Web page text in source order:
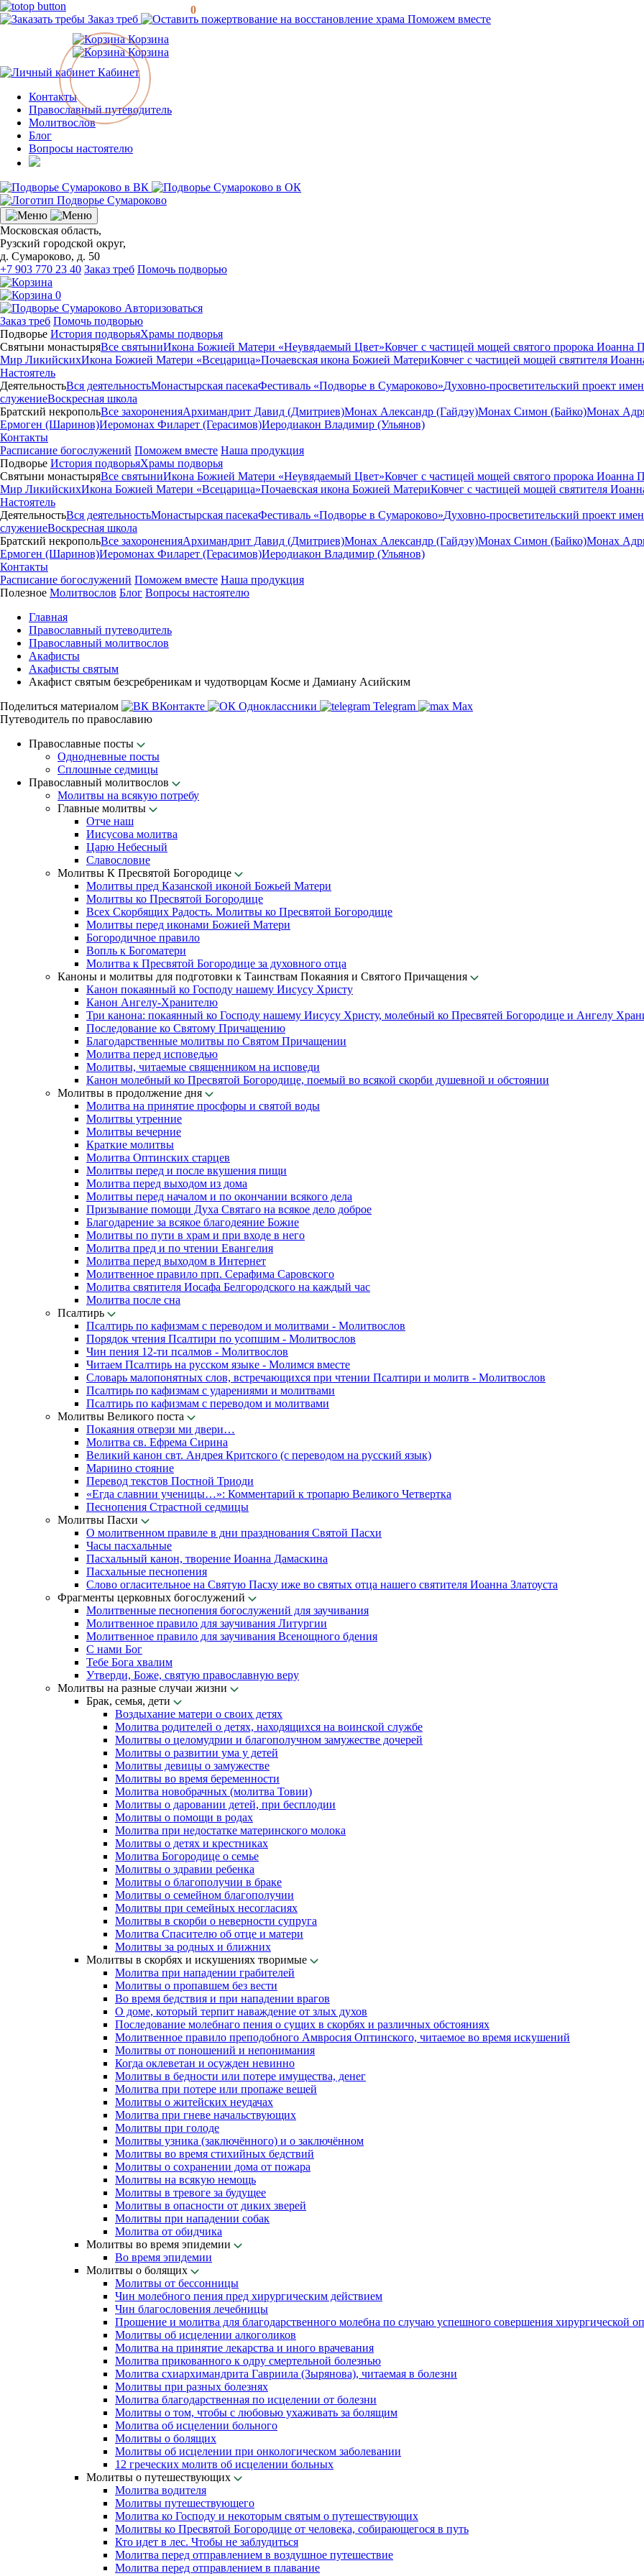
Заказ треб
Поможем вместе
Корзина
Корзина
0
Кабинет
Контакты
Православный путеводитель
Молитвослов
Блог
Вопросы настоятелю
Московская область,
Рузский городской округ,
д. Сумароково, д. 50
+7 903 770 23 40 Заказ треб Помочь подворью
0
Авторизоваться
Заказ треб Помочь подворью
Подворье История подворьяХрамы подворья
Святыни монастыряВсе святыниИкона Божией Матери «Неувядаемый Цвет»Ковчег с частицей мощей святого пророка Иоанна
Мир ЛикийскихИкона Божией Матери «Всецарица»Почаевская икона Божией МатериКовчег с частицей мощей святителя
Настоятель
ДеятельностьВся деятельностьМонастырская пасекаФестиваль «Подворье в Сумароково»Духовно-просветительский проект
служениеВоскресная школа
Братский некропольВсе захороненияАрхимандрит Давид (Дмитриев)Монах Александр (Гайдэу)Монах Симон (Байко)Монах
Ермоген (Шаринов)Иеромонах Филарет (Герасимов)Иеродиакон Владимир (Ульянов)
Контакты
Расписание богослужений Поможем вместе Наша продукция
Подворье История подворьяХрамы подворья
Святыни монастыряВсе святыниИкона Божией Матери «Неувядаемый Цвет»Ковчег с частицей мощей святого пророка Иоанна
Мир ЛикийскихИкона Божией Матери «Всецарица»Почаевская икона Божией МатериКовчег с частицей мощей святителя
Настоятель
ДеятельностьВся деятельностьМонастырская пасекаФестиваль «Подворье в Сумароково»Духовно-просветительский проект
служениеВоскресная школа
Братский некропольВсе захороненияАрхимандрит Давид (Дмитриев)Монах Александр (Гайдэу)Монах Симон (Байко)Монах
Ермоген (Шаринов)Иеромонах Филарет (Герасимов)Иеродиакон Владимир (Ульянов)
Контакты
Расписание богослужений Поможем вместе Наша продукция
Полезное Молитвослов Блог Вопросы настоятелю
Главная
Православный путеводитель
Православный молитвослов
Акафисты
Акафисты святым
Акафист святым безсребреникам и чудотворцам Косме и Дамиану Асийским
Поделиться материалом
ВКонтакте Одноклассники Telegram
Max
Путеводитель по православию
Православные посты
Однодневные посты
Сплошные седмицы
Православный молитвослов
Молитвы на всякую потребу
Главные молитвы
Отче наш
Иисусова молитва
Царю Небесный
Славословие
Молитвы К Пресвятой Богородице
Молитвы пред Казанской иконой Божьей Матери
Молитвы ко Пресвятой Богородице
Всех Скорбящих Радость. Молитвы ко Пресвятой Богородице
Молитвы перед иконами Божией Матери
Богородичное правило
Вопль к Богоматери
Молитва к Пресвятой Богородице за духовного отца
Каноны и молитвы для подготовки к Таинствам Покаяния и Святого Причащения
Канон покаянный ко Господу нашему Иисусу Христу
Канон Ангелу-Хранителю
Три канона: покаянный ко Господу нашему Иисусу Христу, молебный ко Пресвятей Богородице и Ангелу
Последование ко Святому Причащению
Благодарственные молитвы по Святом Причащении
Молитва перед исповедью
Молитвы, читаемые священником на исповеди
Канон молебный ко Пресвятой Богородице, поемый во всякой скорби душевной и обстоянии
Молитвы в продолжение дня
Молитва на принятие просфоры и святой воды
Молитвы утренние
Молитвы вечерние
Краткие молитвы
Молитва Оптинских старцев
Молитвы перед и после вкушения пищи
Молитва перед выходом из дома
Молитвы перед началом и по окончании всякого дела
Призывание помощи Духа Святаго на всякое дело доброе
Благодарение за всякое благодеяние Божие
Молитвы по пути в храм и при входе в него
Молитва пред и по чтении Евангелия
Молитва перед выходом в Интернет
Молитвенное правило прп. Серафима Саровского
Молитва святителя Иосафа Белгородского на каждый час
Молитва после сна
Псалтирь
Псалтирь по кафизмам с переводом и молитвами - Молитвослов
Порядок чтения Псалтири по усопшим - Молитвослов
Чин пения 12-ти псалмов - Молитвослов
Читаем Псалтирь на русском языке - Молимся вместе
Словарь малопонятных слов, встречающихся при чтении Псалтири и молитв - Молитвослов
Псалтирь по кафизмам с ударениями и молитвами
Псалтирь по кафизмам с переводом и молитвами
Молитвы Великого поста
Покаяния отверзи ми двери…
Молитва св. Ефрема Сирина
Великий канон свт. Андрея Критского (с переводом на русский язык)
Мариино стояние
Перевод текстов Постной Триоди
«Егда славнии ученицы…»: Комментарий к тропарю Великого Четвертка
Песнопения Страстной седмицы
Молитвы Пасхи
О молитвенном правиле в дни празднования Святой Пасхи
Часы пасхальные
Пасхальный канон, творение Иоанна Дамаскина
Пасхальные песнопения
Слово огласительное на Святую Пасху иже во святых отца нашего святителя Иоанна Златоуста
Фрагменты церковных богослужений
Молитвенные песнопения богослужений для заучивания
Молитвенное правило для заучивания Литургии
Молитвенное правило для заучивания Всенощного бдения
С нами Бог
Тебе Бога хвалим
Утверди, Боже, святую православную веру
Молитвы на разные случаи жизни
Брак, семья, дети
Воздыхание матери о своих детях
Молитва родителей о детях, находящихся на воинской службе
Молитвы о целомудрии и благополучном замужестве дочерей
Молитвы о развитии ума у детей
Молитвы девицы о замужестве
Молитвы во время беременности
Молитва новобрачных (молитва Товии)
Молитвы о даровании детей, при бесплодии
Молитвы о помощи в родах
Молитва при недостатке материнского молока
Молитвы о детях и крестниках
Молитва Богородице о семье
Молитвы о здравии ребенка
Молитвы о благополучии в браке
Молитвы о семейном благополучии
Молитвы при семейных несогласиях
Молитвы в скорби о неверности супруга
Молитва Спасителю об отце и матери
Молитвы за родных и ближних
Молитвы в скорбях и искушениях творимые
Молитва при нападении грабителей
Молитвы о пропавшем без вести
Во время бедствия и при нападении врагов
О доме, который терпит наваждение от злых духов
Последование молебнаго пения о сущих в скорбях и различных обстояниях
Молитвенное правило преподобного Амвросия Оптинского, читаемое во время искушений
Молитвы от поношений и непонимания
Когда оклеветан и осужден невинно
Молитвы в бедности или потере имущества, денег
Молитва при потере или пропаже вещей
Молитвы о житейских неудачах
Молитва при гневе начальствующих
Молитвы при голоде
Молитвы узника (заключённого) и о заключённом
Молитвы во время стихийных бедствий
Молитвы о сохранении дома от пожара
Молитвы на всякую немощь
Молитвы в тревоге за будущее
Молитвы в опасности от диких зверей
Молитвы при нападении собак
Молитва от обидчика
Молитвы во время эпидемии
Во время эпидемии
Молитвы о болящих
Молитвы от бессонницы
Чин молебного пения пред хирургическим действием
Чин благословения лечебницы
Прошение и молитва для благодарственного молебна по случаю успешного совершения хирургической
Молитвы об исцелении алкоголиков
Молитва на принятие лекарства и иного врачевания
Молитва прикованного к одру смертельной болезнью
Молитва схиархимандрита Гавриила (Зырянова), читаемая в болезни
Молитвы при разных болезнях
Молитва благодарственная по исцелении от болезни
Молитвы о том, чтобы с любовью ухаживать за болящим
Молитва об исцелении больного
Молитвы о болящих
Молитвы об исцелении при онкологическом заболевании
12 греческих молитв об исцелении больных
Молитвы о путешествующих
Молитва водителя
Молитвы путешествующего
Молитва ко Господу и некоторым святым о путешествующих
Молитвы ко Пресвятой Богородице от человека, собирающегося в путь
Кто идет в лес. Чтобы не заблудиться
Молитва перед отправлением в воздушное путешествие
Молитва перед отправлением в плавание